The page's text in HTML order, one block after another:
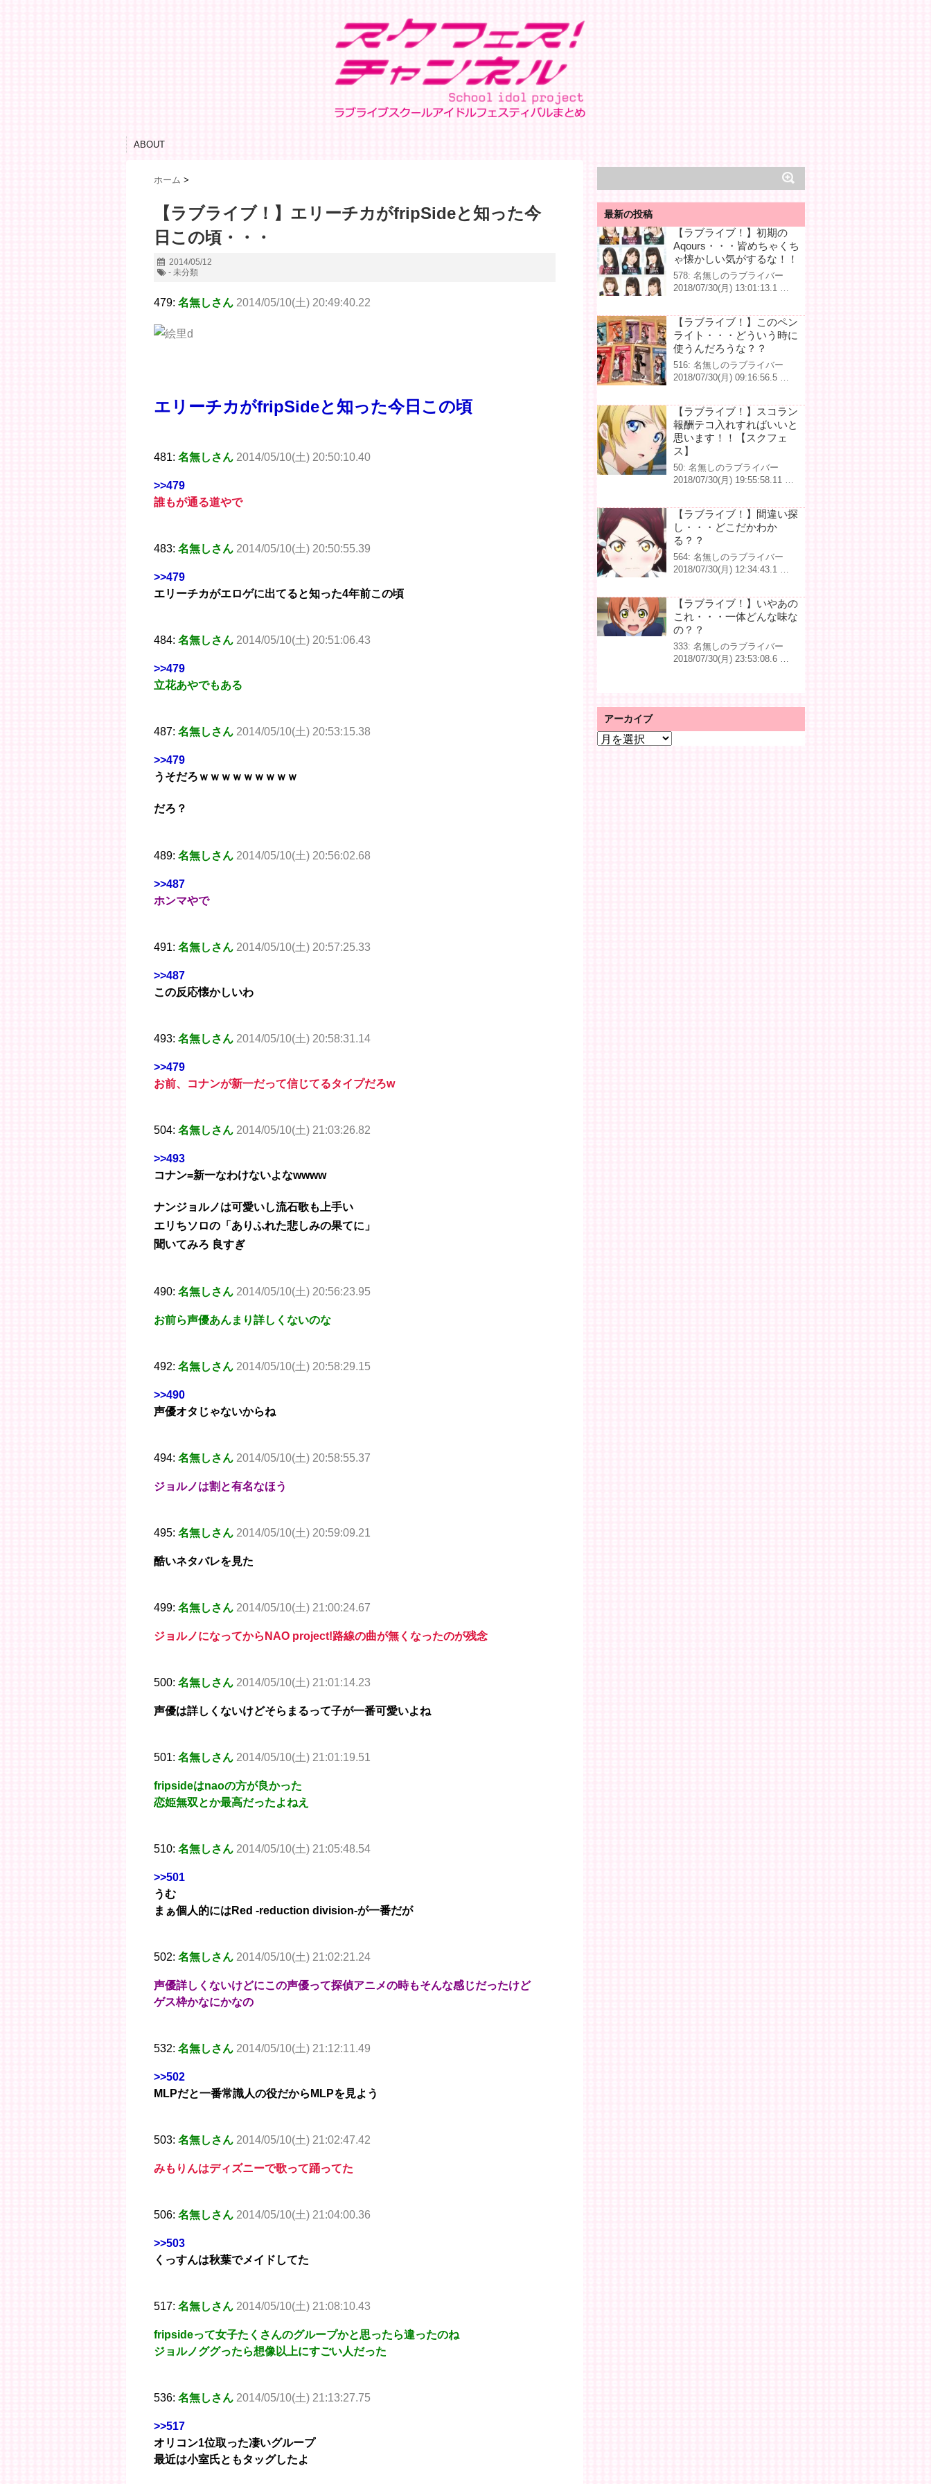
ABOUT
ホーム >
【ラブライブ！】エリーチカがfripSideと知った今
日この頃・・・
2014/05/12
- 未分類
479: 名無しさん 2014/05/10(土) 20:49:40.22
エリーチカがfripSideと知った今日この頃
481: 名無しさん 2014/05/10(土) 20:50:10.40
>>479
誰もが通る道やで
483: 名無しさん 2014/05/10(土) 20:50:55.39
>>479
エリーチカがエロゲに出てると知った4年前この頃
484: 名無しさん 2014/05/10(土) 20:51:06.43
>>479
立花あやでもある
487: 名無しさん 2014/05/10(土) 20:53:15.38
>>479
うそだろｗｗｗｗｗｗｗｗｗ
だろ？
489: 名無しさん 2014/05/10(土) 20:56:02.68
>>487
ホンマやで
491: 名無しさん 2014/05/10(土) 20:57:25.33
>>487
この反応懐かしいわ
493: 名無しさん 2014/05/10(土) 20:58:31.14
>>479
お前、コナンが新一だって信じてるタイプだろw
504: 名無しさん 2014/05/10(土) 21:03:26.82
>>493
コナン=新一なわけないよなwwww
ナンジョルノは可愛いし流石歌も上手い
エリちソロの「ありふれた悲しみの果てに」
聞いてみろ 良すぎ
490: 名無しさん 2014/05/10(土) 20:56:23.95
お前ら声優あんまり詳しくないのな
492: 名無しさん 2014/05/10(土) 20:58:29.15
>>490
声優オタじゃないからね
494: 名無しさん 2014/05/10(土) 20:58:55.37
ジョルノは割と有名なほう
495: 名無しさん 2014/05/10(土) 20:59:09.21
酷いネタバレを見た
499: 名無しさん 2014/05/10(土) 21:00:24.67
ジョルノになってからNAO project!路線の曲が無くなったのが残念
500: 名無しさん 2014/05/10(土) 21:01:14.23
声優は詳しくないけどそらまるって子が一番可愛いよね
501: 名無しさん 2014/05/10(土) 21:01:19.51
fripsideはnaoの方が良かった
恋姫無双とか最高だったよねえ
510: 名無しさん 2014/05/10(土) 21:05:48.54
>>501
うむ
まぁ個人的にはRed -reduction division-が一番だが
502: 名無しさん 2014/05/10(土) 21:02:21.24
声優詳しくないけどにこの声優って探偵アニメの時もそんな感じだったけど
ゲス枠かなにかなの
532: 名無しさん 2014/05/10(土) 21:12:11.49
>>502
MLPだと一番常識人の役だからMLPを見よう
503: 名無しさん 2014/05/10(土) 21:02:47.42
みもりんはディズニーで歌って踊ってた
506: 名無しさん 2014/05/10(土) 21:04:00.36
>>503
くっすんは秋葉でメイドしてた
517: 名無しさん 2014/05/10(土) 21:08:10.43
fripsideって女子たくさんのグループかと思ったら違ったのね
ジョルノググったら想像以上にすごい人だった
536: 名無しさん 2014/05/10(土) 21:13:27.75
>>517
オリコン1位取った凄いグループ
最近は小室氏ともタッグしたよ
最新の投稿
【ラブライブ！】初期の
Aqours・・・皆めちゃくち
ゃ懐かしい気がするな！！
578: 名無しのラブライバー
2018/07/30(月) 13:01:13.1 …
【ラブライブ！】このペン
ライト・・・どういう時に
使うんだろうな？？
516: 名無しのラブライバー
2018/07/30(月) 09:16:56.5 …
【ラブライブ！】スコラン
報酬テコ入れすればいいと
思います！！【スクフェ
ス】
50: 名無しのラブライバー
2018/07/30(月) 19:55:58.11 …
【ラブライブ！】間違い探
し・・・どこだかわか
る？？
564: 名無しのラブライバー
2018/07/30(月) 12:34:43.1 …
【ラブライブ！】いやあの
これ・・・一体どんな味な
の？？
333: 名無しのラブライバー
2018/07/30(月) 23:53:08.6 …
アーカイブ
ア